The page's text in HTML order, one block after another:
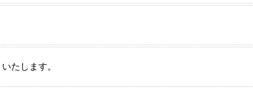
たします。